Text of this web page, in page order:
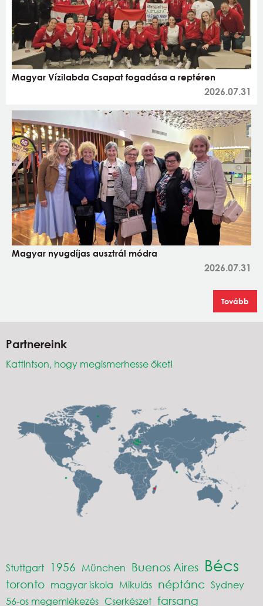
Magyar Vízilabda Csapat fogadása a reptéren
2026.07.31
Magyar nyugdíjas ausztrál módra
2026.07.31
Tovább
Partnereink
Kattintson, hogy megismerhesse őket!
Stuttgart 1956 München Buenos Aires Bécs
toronto magyar iskola Mikulás néptánc Sydney
56-os megemlékezés Cserkészet farsang